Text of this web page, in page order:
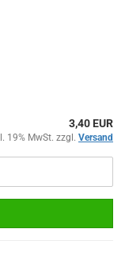
3,40 EUR
19% MwSt. zzgl. Versand